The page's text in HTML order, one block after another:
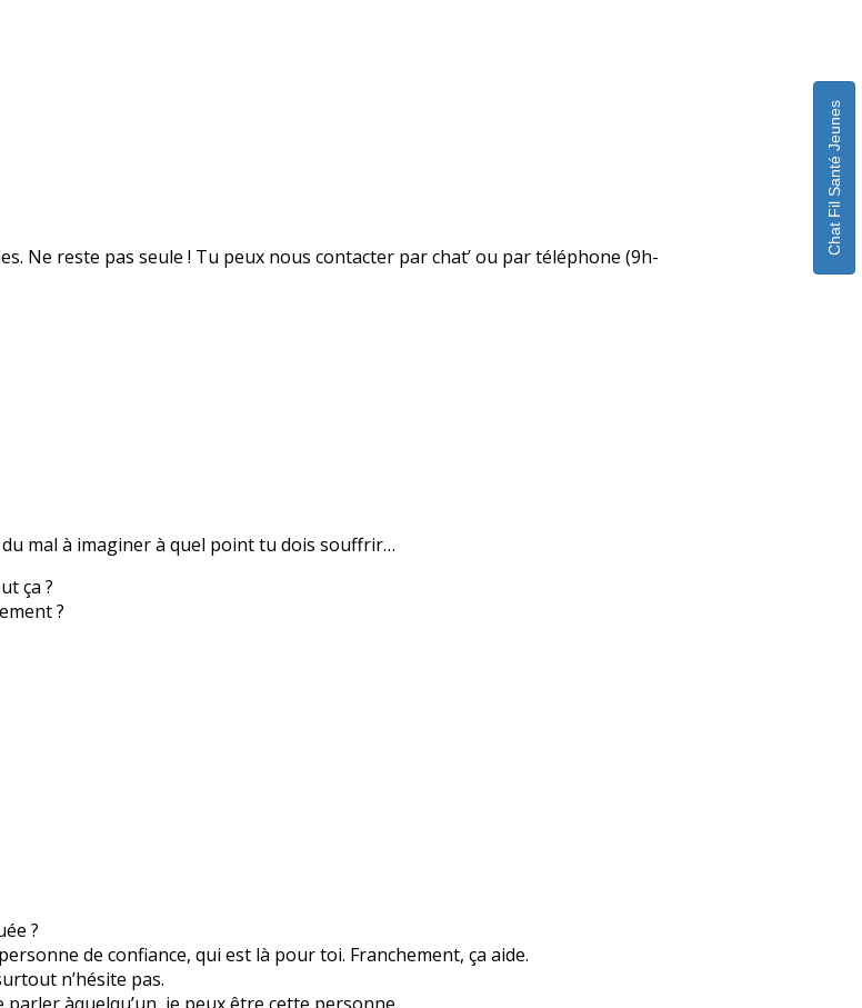
Ne reste pas seule ! Tu peux nous contacter par chat’ ou par téléphone (9h-
du mal à imaginer à quel point tu dois souffrir…
ça ?
?
?
de confiance, qui est là pour toi. Franchement, ça aide.
n’hésite pas.
Chat Fil Santé Jeunes